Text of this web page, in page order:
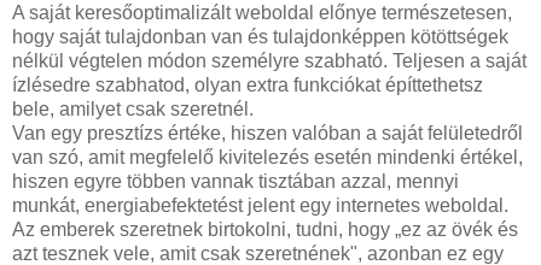
A saját keresőoptimalizált weboldal előnye természetesen,
hogy saját tulajdonban van és tulajdonképpen kötöttségek
nélkül végtelen módon személyre szabható. Teljesen a saját
ízlésedre szabhatod, olyan extra funkciókat építtethetsz
bele, amilyet csak szeretnél.
Van egy presztízs értéke, hiszen valóban a saját felületedről
van szó, amit megfelelő kivitelezés esetén mindenki értékel,
hiszen egyre többen vannak tisztában azzal, mennyi
munkát, energiabefektetést jelent egy internetes weboldal.
Az emberek szeretnek birtokolni, tudni, hogy „ez az övék és
azt tesznek vele, amit csak szeretnének", azonban ez egy